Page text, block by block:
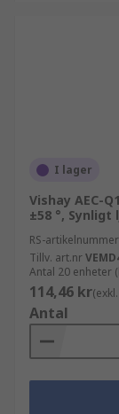
I lager
Vishay AEC-
±58 °, Synligt
RS-artikelnummer
Tillv. art.nr
Antal 20 enheter
114,46 kr
Antal